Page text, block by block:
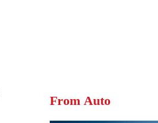
From Auto